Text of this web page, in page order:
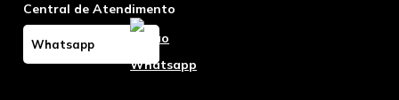
Central de Atendimento
Whatsapp